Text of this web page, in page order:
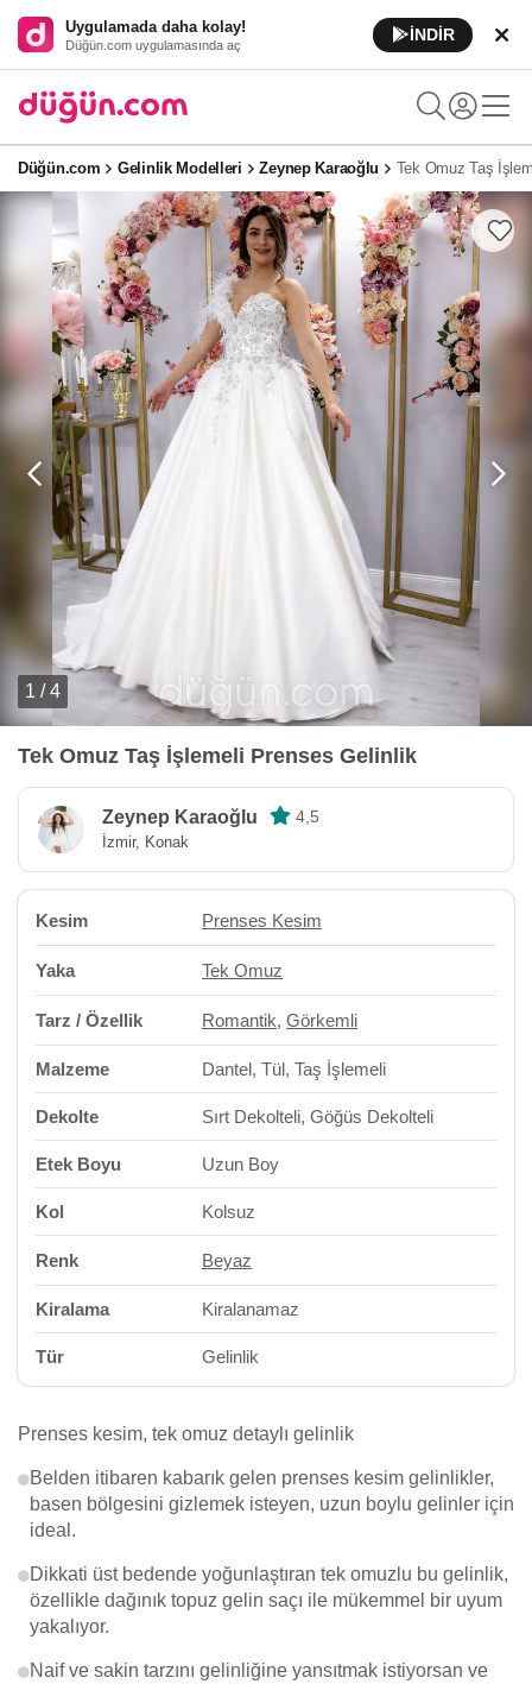
Uygulamada daha kolay!
Düğün.com uygulamasında aç
İNDİR
Düğün.com Gelinlik Modelleri Zeynep Karaoğlu Tek Omuz Taş
1 / 4
Tek Omuz Taş İşlemeli Prenses Gelinlik
Zeynep Karaoğlu 4,5
İzmir, Konak
Kesim Prenses Kesim
Yaka Tek Omuz
Tarz / Özellik Romantik, Görkemli
Malzeme Dantel, Tül, Taş İşlemeli
Dekolte Sırt Dekolteli, Göğüs Dekolteli
Etek Boyu Uzun Boy
Kol Kolsuz
Renk Beyaz
Kiralama Kiralanamaz
Tür Gelinlik
Prenses kesim, tek omuz detaylı gelinlik
Belden itibaren kabarık gelen prenses kesim gelinlikler,
basen bölgesini gizlemek isteyen, uzun boylu gelinler için
ideal.
Dikkati üst bedende yoğunlaştıran tek omuzlu bu gelinlik,
özellikle dağınık topuz gelin saçı ile mükemmel bir uyum
yakalıyor.
Naif ve sakin tarzını gelinliğine yansıtmak istiyorsan ve